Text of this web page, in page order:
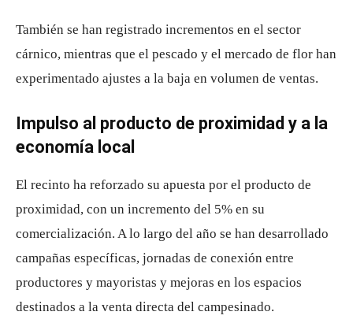
También se han registrado incrementos en el sector
cárnico, mientras que el pescado y el mercado de flor han
experimentado ajustes a la baja en volumen de ventas.
Impulso al producto de proximidad y a la
economía local
El recinto ha reforzado su apuesta por el producto de
proximidad, con un incremento del 5% en su
comercialización. A lo largo del año se han desarrollado
campañas específicas, jornadas de conexión entre
productores y mayoristas y mejoras en los espacios
destinados a la venta directa del campesinado.